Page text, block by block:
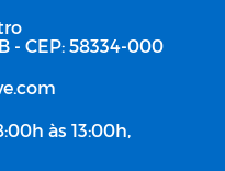
- CEP: 58334-000
às 13:00h,